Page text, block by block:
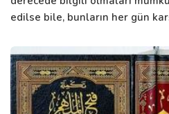
edilse bile, bunların her gün